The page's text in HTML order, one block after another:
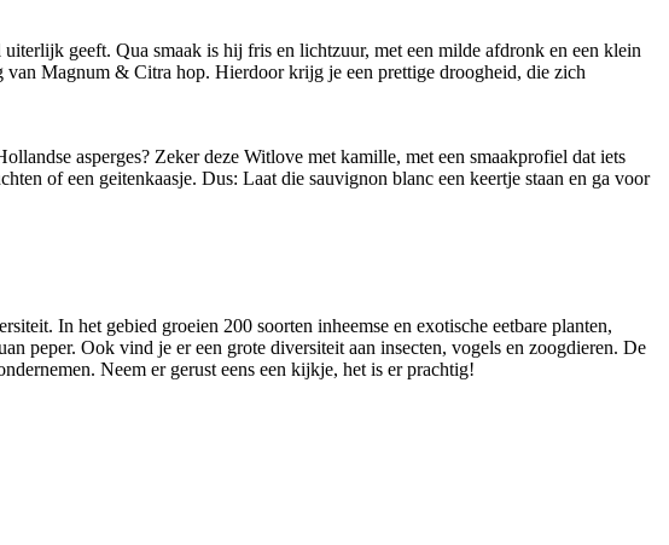
geeft. Qua smaak is hij fris en lichtzuur, met een milde afdronk en een klein
van Magnum & Citra hop. Hierdoor krijg je een prettige droogheid, die zich
asperges? Zeker deze Witlove met kamille, met een smaakprofiel dat iets
of een geitenkaasje. Dus: Laat die sauvignon blanc een keertje staan en ga voor
In het gebied groeien 200 soorten inheemse en exotische eetbare planten,
peper. Ook vind je er een grote diversiteit aan insecten, vogels en zoogdieren. De
Neem er gerust eens een kijkje, het is er prachtig!